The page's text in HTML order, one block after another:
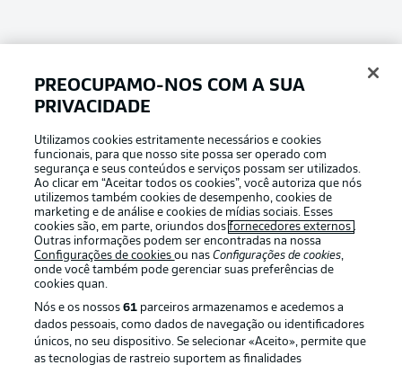
Football as it’s meant to be
APLICATIVO DA BUNDESLIGA
Oferecido por
PREOCUPAMO-NOS COM A SUA
PRIVACIDADE
Utilizamos cookies estritamente necessários e cookies
funcionais, para que nosso site possa ser operado com
segurança e seus conteúdos e serviços possam ser utilizados.
Ao clicar em “Aceitar todos os cookies”, você autoriza que nós
utilizemos também cookies de desempenho, cookies de
marketing e de análise e cookies de mídias sociais. Esses
cookies são, em parte, oriundos dosfornecedores externos .
Outras informações podem ser encontradas na nossa
Configurações de cookiesou nasConfigurações de cookies,
onde você também pode gerenciar suas preferências de
cookies quan.
Nós e os nossos61 parceiros armazenamos e acedemos a
dados pessoais, como dados de navegação ou identificadores
únicos, no seu dispositivo. Se selecionar «Aceito», permite que
as tecnologias de rastreio suportem as finalidades